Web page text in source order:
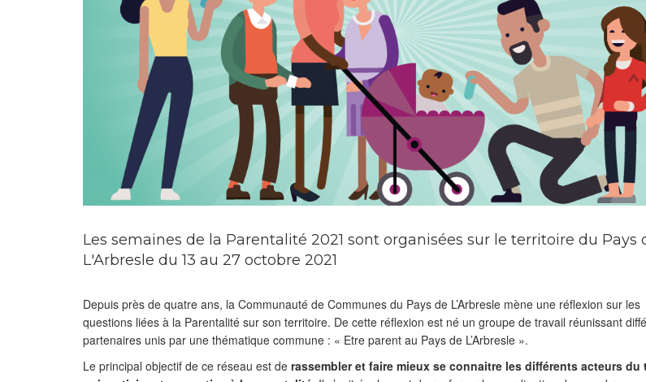
Les semaines de la Parentalité 2021 sont organisées sur le territoire du Pays
L'Arbresle du 13 au 27 octobre 2021
Depuis près de quatre ans, la Communauté de Communes du Pays de L’Arbresle mène une réflexion sur les
questions liées à la Parentalité sur son territoire. De cette réflexion est né un groupe de travail réunissant
partenaires unis par une thématique commune : « Etre parent au Pays de L’Arbresle ».
Le principal objectif de ce réseau est de rassembler et faire mieux se connaitre les différents acteurs du